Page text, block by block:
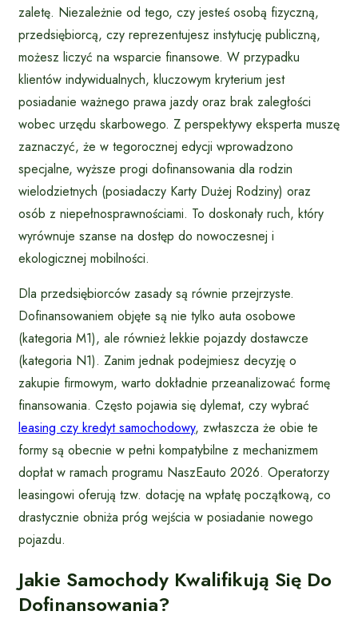
zaletę. Niezależnie od tego, czy jesteś osobą fizyczną,
przedsiębiorcą, czy reprezentujesz instytucję publiczną,
możesz liczyć na wsparcie finansowe. W przypadku
klientów indywidualnych, kluczowym kryterium jest
posiadanie ważnego prawa jazdy oraz brak zaległości
wobec urzędu skarbowego. Z perspektywy eksperta muszę
zaznaczyć, że w tegorocznej edycji wprowadzono
specjalne, wyższe progi dofinansowania dla rodzin
wielodzietnych (posiadaczy Karty Dużej Rodziny) oraz
osób z niepełnosprawnościami. To doskonały ruch, który
wyrównuje szanse na dostęp do nowoczesnej i
ekologicznej mobilności.
Dla przedsiębiorców zasady są równie przejrzyste.
Dofinansowaniem objęte są nie tylko auta osobowe
(kategoria M1), ale również lekkie pojazdy dostawcze
(kategoria N1). Zanim jednak podejmiesz decyzję o
zakupie firmowym, warto dokładnie przeanalizować formę
finansowania. Często pojawia się dylemat, czy wybrać
leasing czy kredyt samochodowy, zwłaszcza że obie te
formy są obecnie w pełni kompatybilne z mechanizmem
dopłat w ramach programu NaszEauto 2026. Operatorzy
leasingowi oferują tzw. dotację na wpłatę początkową, co
drastycznie obniża próg wejścia w posiadanie nowego
pojazdu.
Jakie Samochody Kwalifikują Się Do
Dofinansowania?